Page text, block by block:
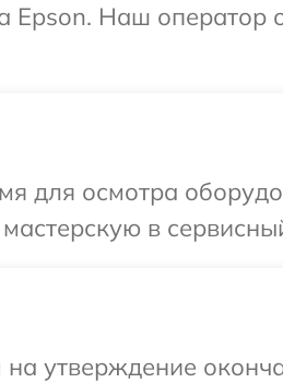
Epson. Наш
для осмотра
в
утверждение